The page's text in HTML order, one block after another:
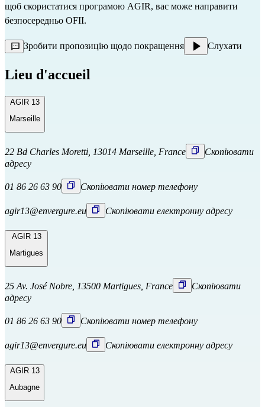
щоб скористатися програмою AGIR, вас може направити
безпосередньо OFII.
Зробити пропозицію щодо покращення Слухати
Lieu d'accueil
AGIR 13
Marseille
22 Bd Charles Moretti, 13014 Marseille, France
Скопіювати
адресу
01 86 26 63 90 Скопіювати номер телефону
agir13@envergure.eu Скопіювати електронну адресу
AGIR 13
Martigues
25 Av. José Nobre, 13500 Martigues, France
Скопіювати
адресу
01 86 26 63 90 Скопіювати номер телефону
agir13@envergure.eu Скопіювати електронну адресу
AGIR 13
Aubagne